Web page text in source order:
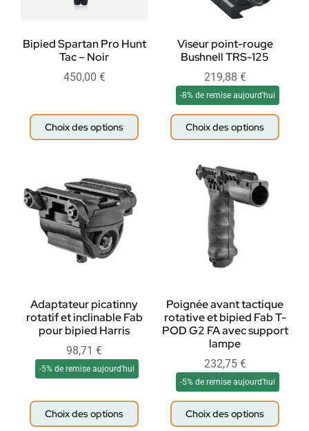
Bipied Spartan Pro Hunt
Tac – Noir
450,00 €
Choix des options
Viseur point-rouge
Bushnell TRS-125
219,88 €
-8% de remise aujourd'hui
Choix des options
Adaptateur picatinny
rotatif et inclinable Fab
pour bipied Harris
98,71 €
-5% de remise aujourd'hui
Choix des options
Poignée avant tactique
rotative et bipied Fab T-
POD G2 FA avec support
lampe
232,75 €
-5% de remise aujourd'hui
Choix des options